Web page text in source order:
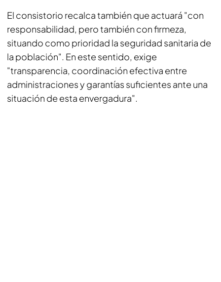
El consistorio recalca también que actuará "con
responsabilidad, pero también con firmeza,
situando como prioridad la seguridad sanitaria de
la población". En este sentido, exige
"transparencia, coordinación efectiva entre
administraciones y garantías suficientes ante una
situación de esta envergadura".